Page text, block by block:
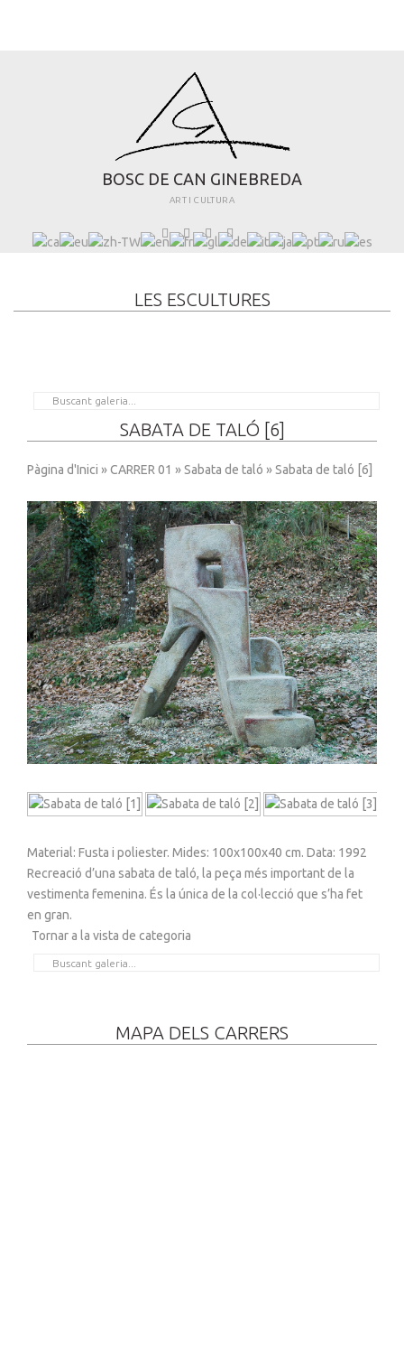
BOSC DE CAN GIN EBREDA
ART I CULTURA
LES ESCULTURES
SABATA DE TALÓ [6]
Pàgina d'Inici »CARRER 01 »Sabata de taló » Sabata de taló [6]
Material: Fusta i poliester. Mides: 100x100x40 cm. Data: 1992
Recreació d’una sabata de taló, la peça més important de la
vestimenta femenina. És la única de la col·lecció que s’ha fet
en gran.
Tornar a la vista de categoria
MAPA DELS CARRERS